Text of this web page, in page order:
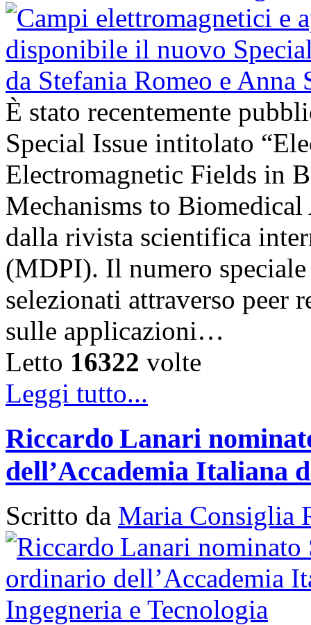
È stato recentemente
Special Issue intitolato
Electromagnetic Fields in
Mechanisms to
dalla rivista scientifica
(MDPI). Il numero
selezionati attraverso peer
sulle applicazioni…
Letto 16322 volte
Leggi tutto...
Riccardo Lanari
dell’Accademia Italiana
Scritto da Maria Consiglia